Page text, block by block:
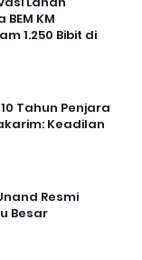
KM
1.250 Bibit di
Tahun Penjara
Keadilan
Resmi
Besar